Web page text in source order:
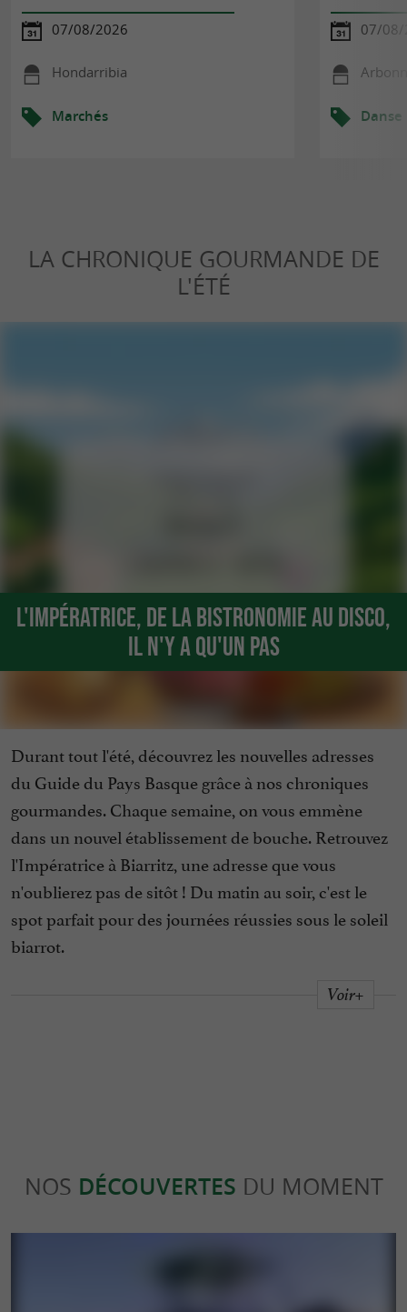
07/08/2026
Hondarribia
Marchés
07/08/
Danse
LA CHRONIQUE GOURMANDE DE
L'ÉTÉ
L'Impératrice, de la bistronomie au disco,
il n'y a qu'un pas
Durant tout l'été, découvrez les nouvelles adresses
du Guide du Pays Basque grâce à nos chroniques
gourmandes. Chaque semaine, on vous emmène
dans un nouvel établissement de bouche. Retrouvez
l'Impératrice à Biarritz, une adresse que vous
n'oublierez pas de sitôt ! Du matin au soir, c'est le
spot parfait pour des journées réussies sous le soleil
biarrot.
Voir+
NOS DÉCOUVERTES DU MOMENT